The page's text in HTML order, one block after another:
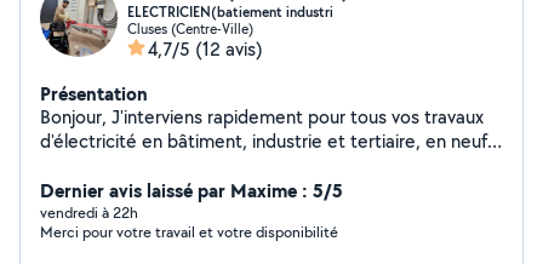
ELECTRICIEN(batiement industri
Cluses (Centre-Ville)
4,7/5 (12 avis)
Présentation
Bonjour, J'interviens rapidement pour tous vos travaux
d'électricité en bâtiment, industrie et tertiaire, en neuf,
l'installation et le dépannage de systèmes d'interphonie,
volets roulants, portails électriques et systèmes
d'alarme, en vous garantissant des solutions fiables,
Dernier avis laissé par Maxime : 5/5
vendredi à 22h
Merci pour votre travail et votre disponibilité